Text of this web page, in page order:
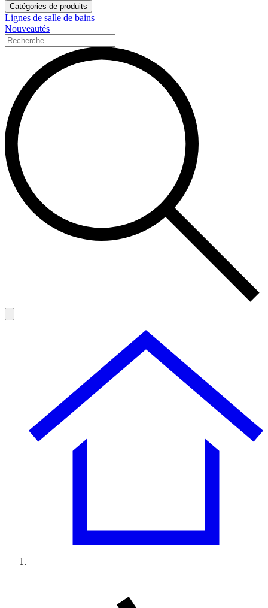
Catégories de produits
Lignes de salle de bains
Nouveautés